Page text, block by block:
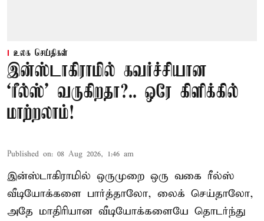
உலக செய்திகள்
இன்ஸ்டாகிராமில் கவர்ச்சியான
‘ரீல்ஸ்’ வருகிறதா?.. ஒரே கிளிக்கில்
மாற்றலாம்!
Published on: 08 Aug 2026, 1:46 am
இன்ஸ்டாகிராமில் ஒருமுறை ஒரு வகை ரீல்ஸ்
வீடியோக்களை பார்த்தாலோ, லைக் செய்தாலோ,
அதே மாதிரியான வீடியோக்களையே தொடர்ந்து